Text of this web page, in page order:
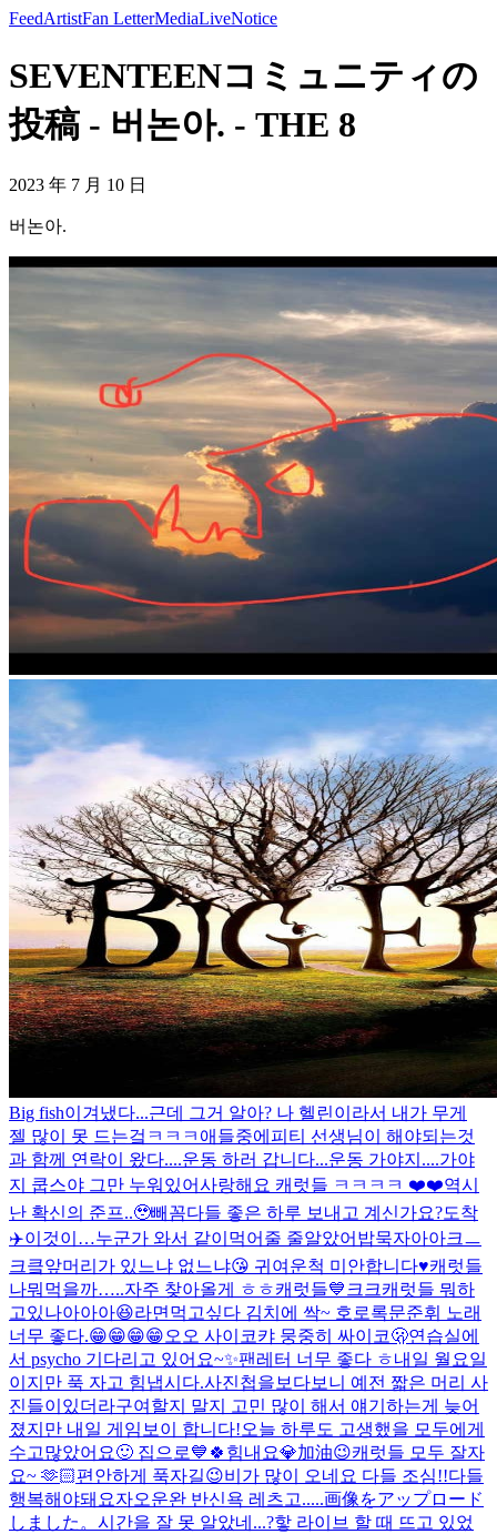
FeedArtistFan LetterMediaLiveNotice
SEVENTEENコミュニティの
投稿 - 버논아. - THE 8
2023 年 7 月 10 日
버논아.
Big fish이겨냈다...근데 그거 알아? 나 헬린이라서 내가 무게
젤 많이 못 드는겈ㅋㅋㅋ애들중에 피티 선생님이 해야되는것
과 함께 연락이 왔다....운동 하러 갑니다...운동 가야지....가야
지 쿱스야 그만 누워있어사랑해요 캐럿들 ㅋㅋㅋㅋ ❤️❤️역시
난 확신의 준프..🥹빼꼼다들 좋은 하루 보내고 계신가요?도착
✈️이것이…누군가 와서 같이먹어줄 줄알았어 밥묵자아아크ㅡ
크킄앞머리가 있느냐 없느냐😘 귀여운척 미안합니다♥️캐럿들
나뭐먹을까…..자주 찾아올게 ㅎㅎ캐럿들💙크크캐럿들 뭐하
고있나아아아😆라면먹고싶다 김치에 싹~ 호로록문준휘 노래
너무 좋다.😁😁😁😁오오 사이코캬 뭉중히 싸이코🫢연습실에
서 psycho 기다리고 있어요~✨팬레터 너무 좋다 ㅎ내일 월요일
이지만 푹 자고 힘냅시다.사진첩을보다보니 예전 짧은 머리 사
진들이있더라구여 할지 말지 고민 많이 해서 얘기하는게 늦어
졌지만 내일 게임보이 합니다!오늘 하루도 고생했을 모두에게
수고많았어요🙂 집으로💙 🍀힘내요💎加油😉캐럿들 모두 잘자
요~ 🫶🏻편안하게 푹자길😉비가 많이 오네요 다들 조심!!다들
행복해야돼요자오운완 반신욕 레츠고.....画像をアップロード
しました。 시간을 잘 못 알았네...?핳 라이브 할 때 뜨고 있었